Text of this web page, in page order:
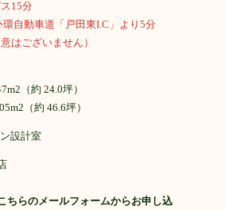
15分
動車道「戸田東I.C」より5分
はございません）
（約 24.0坪）
（約 46.6坪）
設計室
ちらのメールフォームからお申し込